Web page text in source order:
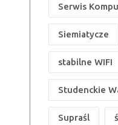
Serwis
Siemiatycze
stabilne WIFI
Studenckie
Supraśl